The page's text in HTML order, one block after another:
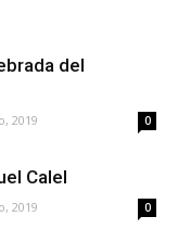
del
2019 0
Calel
2019 0